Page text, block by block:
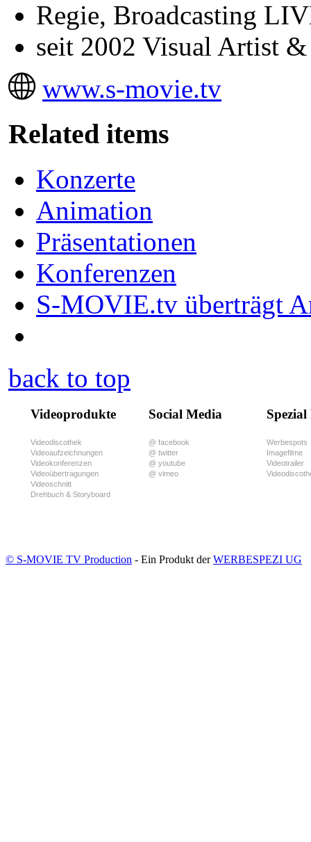
Regie, Broadcasting
seit 2002 Visual Artist
www.s-movie.tv
Related items
Konzerte
Animation
Präsentationen
Konferenzen
S-MOVIE.tv überträgt
back to top
Videoprodukte
Videodiscothek
Videoaufzeichnungen
Videokonferenzen
Videoübertragungen
Videoschnitt
Drehbuch & Storyboard
Social Media
@ facebook
@ twitter
@ youtube
@ vimeo
Werbespots
Imagefilme
Videotrailer
© S-MOVIE TV Production - Ein Produkt derWERBESPEZI UG